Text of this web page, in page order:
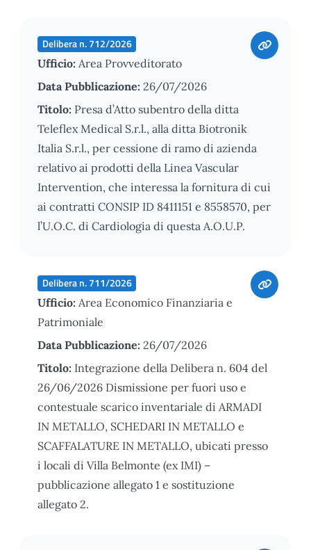
Delibera n. 712/2026
Ufficio: Area Provveditorato
Data Pubblicazione: 26/07/2026
Titolo: Presa d’Atto subentro della ditta
Teleflex Medical S.r.l., alla ditta Biotronik
Italia S.r.l., per cessione di ramo di azienda
relativo ai prodotti della Linea Vascular
Intervention, che interessa la fornitura di cui
ai contratti CONSIP ID 8411151 e 8558570, per
l’U.O.C. di Cardiologia di questa A.O.U.P.
Delibera n. 711/2026
Ufficio: Area Economico Finanziaria e
Patrimoniale
Data Pubblicazione: 26/07/2026
Titolo: Integrazione della Delibera n. 604 del
26/06/2026 Dismissione per fuori uso e
contestuale scarico inventariale di ARMADI
IN METALLO, SCHEDARI IN METALLO e
SCAFFALATURE IN METALLO, ubicati presso
i locali di Villa Belmonte (ex IMI) –
pubblicazione allegato 1 e sostituzione
allegato 2.